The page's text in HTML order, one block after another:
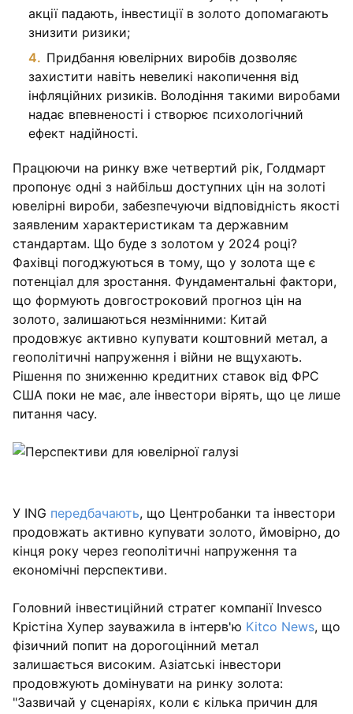
акції падають, інвестиції в золото допомагають
знизити ризики;
Придбання ювелірних виробів дозволяє
захистити навіть невеликі накопичення від
інфляційних ризиків. Володіння такими виробами
надає впевненості і створює психологічний
ефект надійності.
Працюючи на ринку вже четвертий рік, Голдмарт
пропонує одні з найбільш доступних цін на золоті
ювелірні вироби, забезпечуючи відповідність якості
заявленим характеристикам та державним
стандартам. Що буде з золотом у 2024 році?
Фахівці погоджуються в тому, що у золота ще є
потенціал для зростання. Фундаментальні фактори,
що формують довгостроковий прогноз цін на
золото, залишаються незмінними: Китай
продовжує активно купувати коштовний метал, а
геополітичні напруження і війни не вщухають.
Рішення по зниженню кредитних ставок від ФРС
США поки не має, але інвестори вірять, що це лише
питання часу.
У ING передбачають, що Центробанки та інвестори
продовжать активно купувати золото, ймовірно, до
кінця року через геополітичні напруження та
економічні перспективи.
Головний інвестиційний стратег компанії Invesco
Крістіна Хупер зауважила в інтерв'ю Kitco News, що
фізичний попит на дорогоцінний метал
залишається високим. Азіатські інвестори
продовжують домінувати на ринку золота:
"Зазвичай у сценаріях, коли є кілька причин для